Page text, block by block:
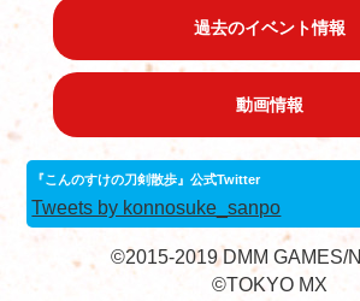
過去のイベント情報
動画情報
『こんのすけの刀剣散歩』公式Twitter
Tweets by konnosuke_sanpo
©2015-2019 DMM GAMES/
©TOKYO MX